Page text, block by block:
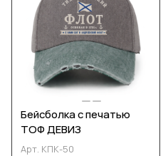
Бейсболка с печатью
ТОФ ДЕВИЗ
Арт. КПК-50